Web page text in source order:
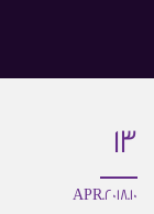
13
10.APR.2018